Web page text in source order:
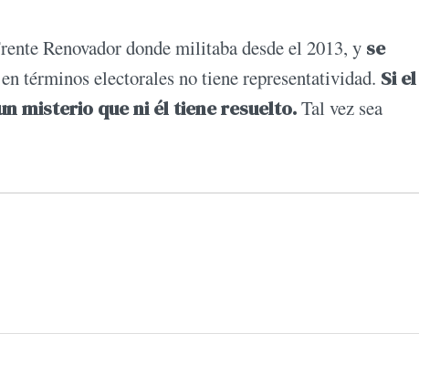
Renovador donde militaba desde el 2013, y se
términos electorales no tiene representatividad. Si el
misterio que ni él tiene resuelto.Tal vez sea